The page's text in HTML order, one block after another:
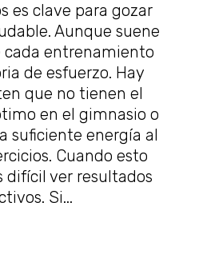
es clave para gozar
Aunque suene
cada entrenamiento
de esfuerzo. Hay
que no tienen el
en el gimnasio o
suficiente energía al
Cuando esto
difícil ver resultados
Si...